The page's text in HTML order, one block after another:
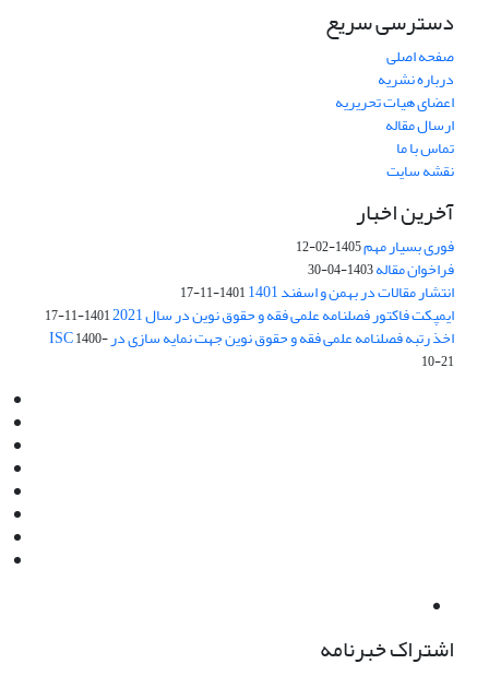
دسترسی سریع
صفحه اصلی
درباره نشریه
اعضای هیات تحریریه
ارسال مقاله
تماس با ما
نقشه سایت
آخرین اخبار
فوری بسیار مهم1405-02-12
فراخوان مقاله1403-04-30
انتشار مقالات در بهمن و اسفند 1401 1401-11-17
ایمپکت فاکتور فصلنامه علمی فقه و حقوق نوین در سال 2021 1401-11-17
اخذ رتبه فصلنامه علمی فقه و حقوق نوین جهت نمایه سازی در ISC1400-
10-21
اشتراک خبرنامه